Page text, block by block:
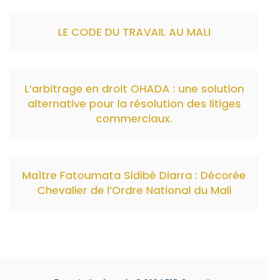
LE CODE DU TRAVAIL AU MALI
L’arbitrage en droit OHADA : une solution
alternative pour la résolution des litiges
commerciaux.
Maître Fatoumata Sidibé Diarra : Décorée
Chevalier de l’Ordre National du Mali